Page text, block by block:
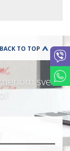
BACK TO TOP
svetu